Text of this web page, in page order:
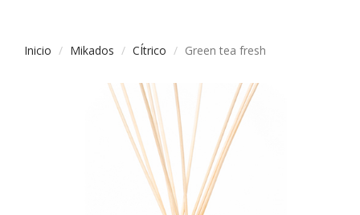
Inicio Mikados CÍtrico Green tea fresh